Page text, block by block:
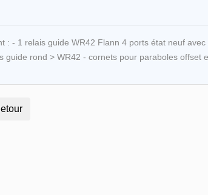
- 1 relais guide WR42 Flann 4 ports état neuf
rond > WR42 - cornets pour paraboles offset